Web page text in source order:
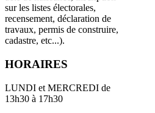
sur les listes électorales,
recensement, déclaration de
travaux, permis de construire,
cadastre, etc...).
HORAIRES
LUNDI et MERCREDI de
13h30 à 17h30